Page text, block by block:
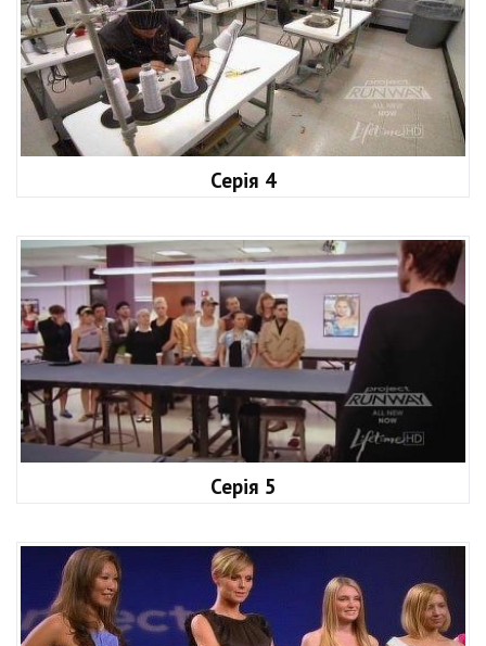
Серія 4
Серія 5